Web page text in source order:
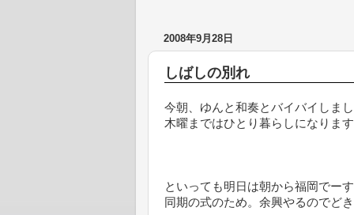
2008年9月28日
しばしの別れ
今朝、ゆんと和奏とバイバイしまし
木曜まではひとり暮らしになります
といっても明日は朝から福岡でーす
同期の式のため。余興やるのでどき